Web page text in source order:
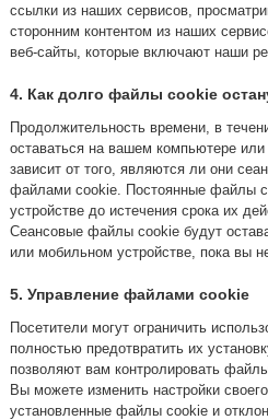
ссылки из наших сервисов,
сторонним контентом из наших
веб-сайты, которые включают наши
4. Как долго файлы cookie
Продолжительность времени, в
оставаться на вашем компьютере или
зависит от того, являются ли они
файлами cookie. Постоянные файлы
устройстве до истечения срока их
Сеансовые файлы cookie будут
или мобильном устройстве, пока вы
5. Управление файлами cookie
Посетители могут ограничить
полностью предотвратить их
позволяют вам контролировать
Вы можете изменить настройки
установленные файлы cookie и